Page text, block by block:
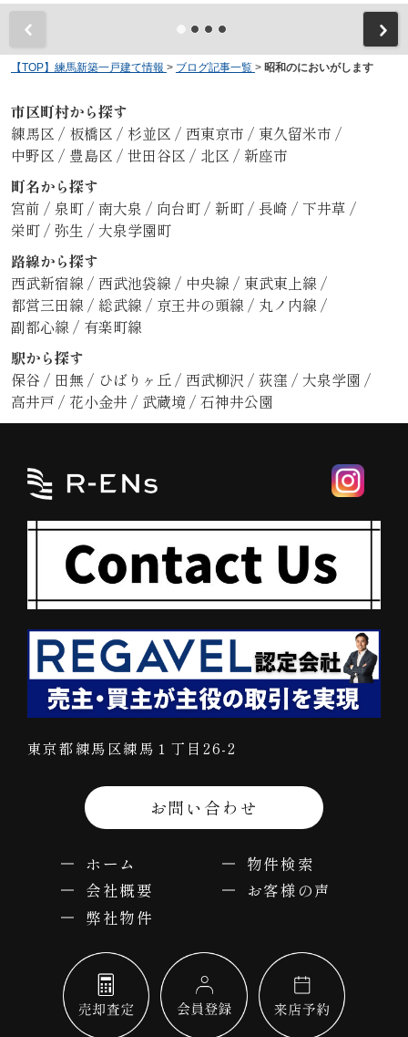
【TOP】練馬新築一戸建て情報 > ブログ記事一覧 > 昭和のにおいがします
市区町村から探す
練馬区 / 板橋区 / 杉並区 / 西東京市 / 東久留米市 /
中野区 / 豊島区 / 世田谷区 / 北区 / 新座市
町名から探す
宮前 / 泉町/ 南大泉 / 向台町/ 新町/ 長崎 / 下井草 /
栄町/ 弥生 / 大泉学園町
路線から探す
西武新宿線/ 西武池袋線/ 中央線/ 東武東上線/
都営三田線/ 総武線/ 京王井の頭線/ 丸ノ内線/
副都心線/ 有楽町線
駅から探す
保谷 / 田無 / ひばりヶ丘/ 西武柳沢 / 荻窪 / 大泉学園 /
高井戸 / 花小金井 / 武蔵境/ 石神井公園
東京都練馬区練馬１丁目26-2
お問い合わせ
ホーム
物件検索
会社概要
お客様の声
弊社物件